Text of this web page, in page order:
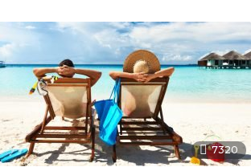
7320